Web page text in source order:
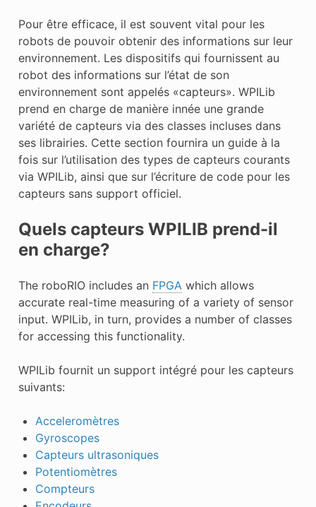
Pour être efficace, il est souvent vital pour les
robots de pouvoir obtenir des informations sur leur
environnement. Les dispositifs qui fournissent au
robot des informations sur l’état de son
environnement sont appelés «capteurs». WPILib
prend en charge de manière innée une grande
variété de capteurs via des classes incluses dans
ses librairies. Cette section fournira un guide à la
fois sur l’utilisation des types de capteurs courants
via WPILib, ainsi que sur l’écriture de code pour les
capteurs sans support officiel.
Quels capteurs WPILIB prend-il
en charge?
The roboRIO includes an FPGA which allows
accurate real-time measuring of a variety of sensor
input. WPILib, in turn, provides a number of classes
for accessing this functionality.
WPILib fournit un support intégré pour les capteurs
suivants:
Acceleromètres
Gyroscopes
Capteurs ultrasoniques
Potentiomètres
Compteurs